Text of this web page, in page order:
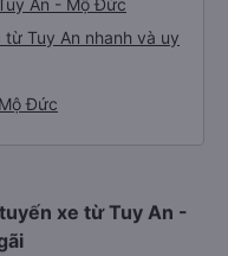
An - Mộ Đức
Tuy An nhanh và uy
Đức
xe từ Tuy An -